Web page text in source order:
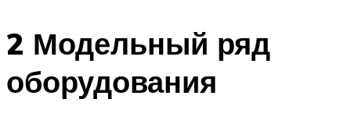
2 Модельный ряд
оборудования